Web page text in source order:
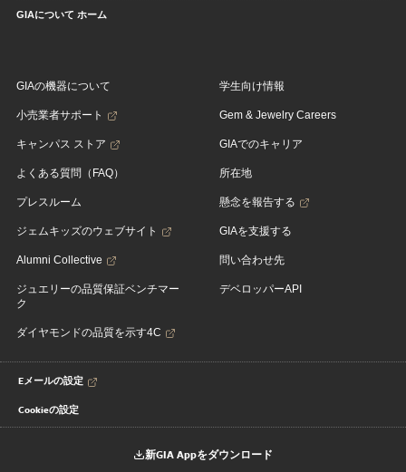
GIAについて ホーム
GIAの機器について
小売業者サポート
キャンパス ストア
よくある質問（FAQ）
プレスルーム
ジェムキッズのウェブサイト
Alumni Collective
ジュエリーの品質保証ベンチマー
ク
ダイヤモンドの品質を示す4C
学生向け情報
Gem & Jewelry Careers
GIAでのキャリア
所在地
懸念を報告する
GIAを支援する
問い合わせ先
デベロッパーAPI
Eメールの設定
Cookieの設定
新GIA Appをダウンロード